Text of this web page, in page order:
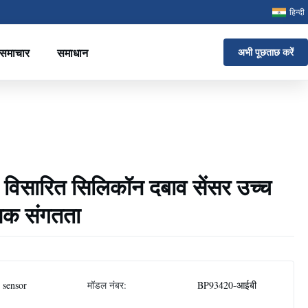
हिन्दी
समाधान अभी पूछताछ करें
सिलिकॉन दबाव सेंसर उच्च
संगतता
मॉडल नंबर: BP93420-आईबी